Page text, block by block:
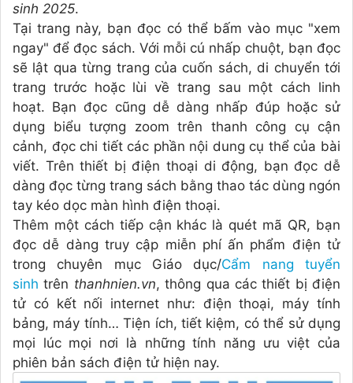
sinh 2025.
Tại trang này, bạn đọc có thể bấm vào mục "xem
ngay" để đọc sách. Với mỗi cú nhấp chuột, bạn đọc
sẽ lật qua từng trang của cuốn sách, di chuyển tới
trang trước hoặc lùi về trang sau một cách linh
hoạt. Bạn đọc cũng dễ dàng nhấp đúp hoặc sử
dụng biểu tượng zoom trên thanh công cụ cận
cảnh, đọc chi tiết các phần nội dung cụ thể của bài
viết. Trên thiết bị điện thoại di động, bạn đọc dễ
dàng đọc từng trang sách bằng thao tác dùng ngón
tay kéo dọc màn hình điện thoại.
Thêm một cách tiếp cận khác là quét mã QR, bạn
đọc dễ dàng truy cập miễn phí ấn phẩm điện tử
trong chuyên mục Giáo dục/Cẩm nang tuyển
sinh trên thanhnien.vn, thông qua các thiết bị điện
tử có kết nối internet như: điện thoại, máy tính
bảng, máy tính… Tiện ích, tiết kiệm, có thể sử dụng
mọi lúc mọi nơi là những tính năng ưu việt của
phiên bản sách điện tử hiện nay.